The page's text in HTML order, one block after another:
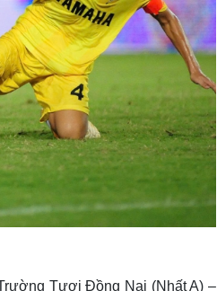
Tươi Đồng Nai (Nhất A) –